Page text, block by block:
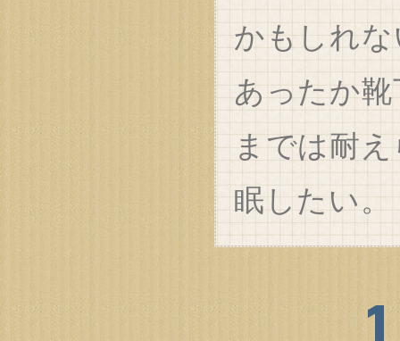
かもしれ
あったか
までは耐
眠したい。